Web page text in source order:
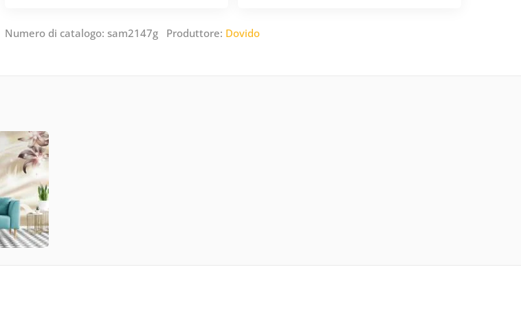
Numero di catalogo: sam2147g Produttore: Dovido